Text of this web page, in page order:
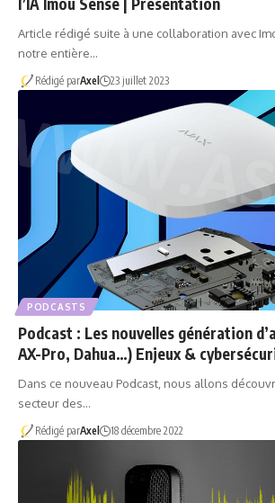
Article rédigé suite à une collaboration avec
notre entière…
Rédigé parAxel 23 juillet 2023
PODCASTS
Podcast : Les nouvelles génération
AX-Pro, Dahua…) Enjeux &
Dans ce nouveau Podcast, nous allons
secteur des…
Rédigé parAxel 18 décembre 2022